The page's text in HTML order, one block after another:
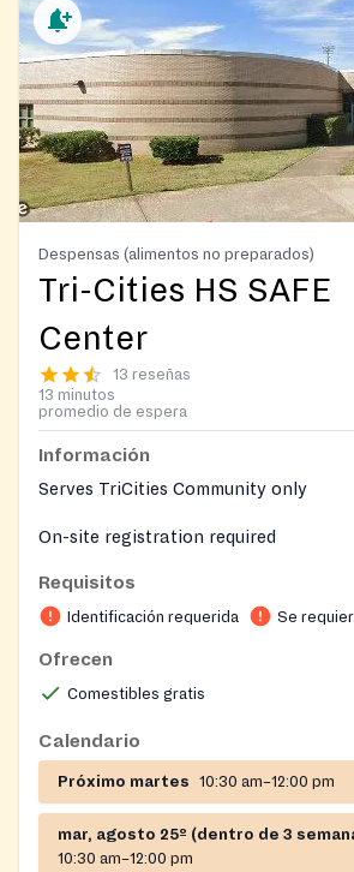
Despensas (alimentos no preparados)
Tri-Cities HS SAFE
Center
13 reseñas
13 minutos
promedio de espera
Información
Serves TriCities Community only
On-site registration required
Requisitos
Identificación requerida Se
Ofrecen
Comestibles gratis
Calendario
Próximo martes 10:30 am–12:00 pm
mar, agosto 25º (dentro de 3
10:30 am–12:00 pm